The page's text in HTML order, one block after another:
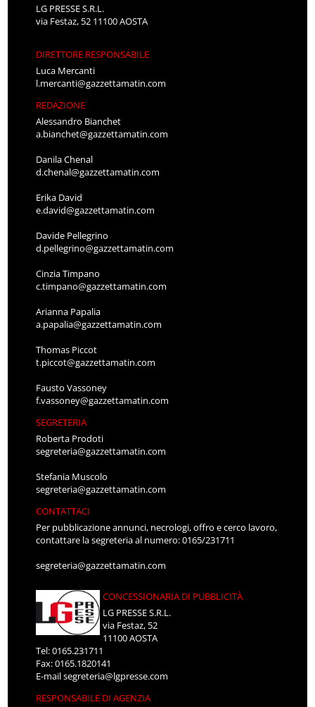
LG PRESSE S.R.L.
via Festaz, 52 11100 AOSTA
DIRETTORE RESPONSABILE
Luca Mercanti
l.mercanti@gazzettamatin.com
REDAZIONE
Alessandro Bianchet
a.bianchet@gazzettamatin.com
Danila Chenal
d.chenal@gazzettamatin.com
Erika David
e.david@gazzettamatin.com
Davide Pellegrino
d.pellegrino@gazzettamatin.com
Cinzia Timpano
c.timpano@gazzettamatin.com
Arianna Papalia
a.papalia@gazzettamatin.com
Thomas Piccot
t.piccot@gazzettamatin.com
Fausto Vassoney
f.vassoney@gazzettamatin.com
SEGRETERIA
Roberta Prodoti
segreteria@gazzettamatin.com
Stefania Muscolo
segreteria@gazzettamatin.com
CONTATTACI
Per pubblicazione annunci, necrologi, offro e cerco lavoro,
contattare la segreteria al numero: 0165/231711
segreteria@gazzettamatin.com
CONCESSIONARIA DI PUBBLICITÀ
LG PRESSE S.R.L.
via Festaz, 52
11100 AOSTA
Tel: 0165.231711
Fax: 0165.1820141
E-mailsegreteria@lgpresse.com
RESPONSABILE DI AGENZIA